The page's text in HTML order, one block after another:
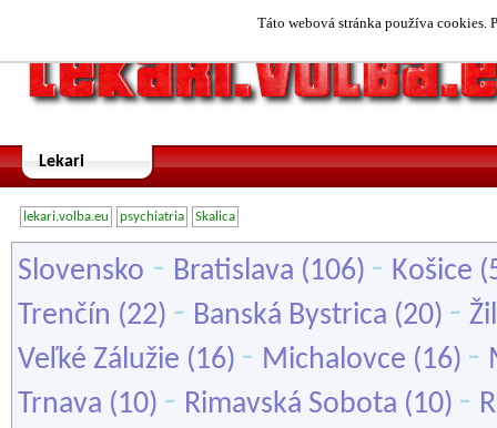
Táto webová stránka používa cookies.
Lekari
lekari.volba.eu psychiatria Skalica
Slovensko - Bratislava (106) - Košice
Trenčín (22) - Banská Bystrica (20) -
Veľké Zálužie (16) - Michalovce (16) -
Trnava (10) - Rimavská Sobota (10) -